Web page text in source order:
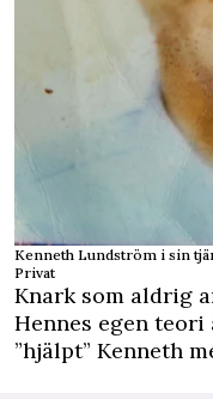
Kenneth Lundström i sin
Privat
Knark som aldrig
Hennes egen
”hjälpt” Kenneth